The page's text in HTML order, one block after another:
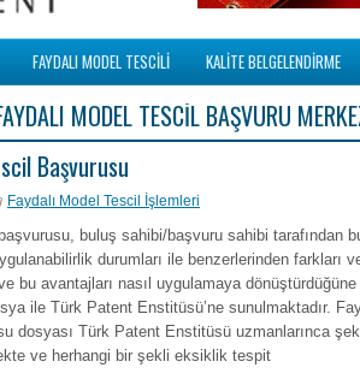
FAYDALI MODEL TESCİLİ KALİTE BELGELENDİRME
MODEL TESCIL BAŞVURU
Başvurusu
Faydalı Model Tescil İşlemleri
buluş sahibi/başvuru sahibi tarafından
durumları ile benzerlerinden farkları
bu avantajları nasıl uygulamaya
ile Türk Patent Enstitüsü’ne sunulmaktadır.
dosyası Türk Patent Enstitüsü uzmanlarınca
ve herhangi bir şekli eksiklik tespit